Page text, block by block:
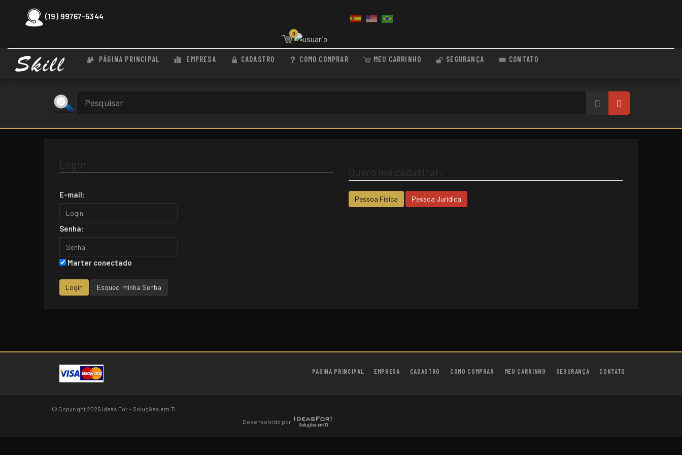
(19) 99767-5344
0
PÁGINA PRINCIPAL EMPRESA CADASTRO COMO COMPRAR MEU CARRINHO SEGURANÇA CONTATO
Login
E-mail:
Senha:
Marter conectado
Login Esqueci minha Senha
Quero me cadastrar:
Pessoa Física Pessoa Jurídica
PÁGINA PRINCIPAL EMPRESA CADASTRO COMO COMPRAR MEU CARRINHO SEGURANÇA CONTATO
© Copyright 2026 Ideas For - Soluções em TI.
Desenvolvido por